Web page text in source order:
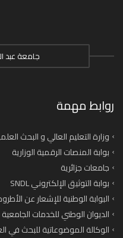
جامعة عبد
روابط مهمة
وزارة التعليم العالي و البحث
بوابة المنصات الرقمية الوزارية
جامعات جزائرية
بوابة التوثيق الإلكتروني SNDL
البوابة الوطنية للإشعار عن
الديوان الوطني للخدمات الجامعية
الوكالة الموضوعاتية للبحث في